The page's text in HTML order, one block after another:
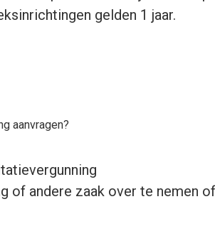
gelden 1 jaar.
aanvragen?
of andere zaak over te nemen